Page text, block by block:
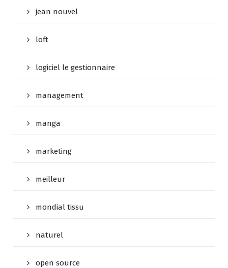
jean nouvel
loft
logiciel le gestionnaire
management
manga
marketing
meilleur
mondial tissu
naturel
open source